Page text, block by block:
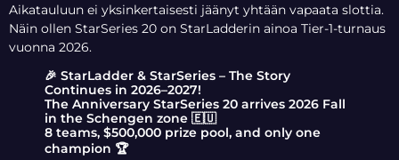
Aikatauluun ei yksinkertaisesti jäänyt yhtään vapaata slottia.
Näin ollen StarSeries 20 on StarLadderin ainoa Tier-1-turnaus
vuonna 2026.
🎉 StarLadder & StarSeries – The Story
Continues in 2026–2027!
The Anniversary StarSeries 20 arrives 2026 Fall
in the Schengen zone 🇪🇺
8 teams, $500,000 prize pool, and only one
champion 🏆